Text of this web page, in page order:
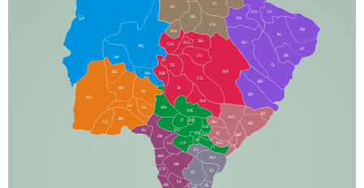
AQ
MI
AN
RI
FI
SG
BA
CA
PA
CH CL
PB
SE
TL
AG
BR
SR
BT
AR
RP
RO
JG
CG
SI
NA
TA
NH
JT
RB
MA
IT
DR
DO
CP
JU
NV
IQ
EL
BD
BO
NI
JD
PO
BV
CC
PP
AJ
LC
AM
AB
DB
TE
CS
PR
TA
IG
IN
NO
BP
RN
CN
GL
AN
IV
FS
VC
GD
DE
AT
LA